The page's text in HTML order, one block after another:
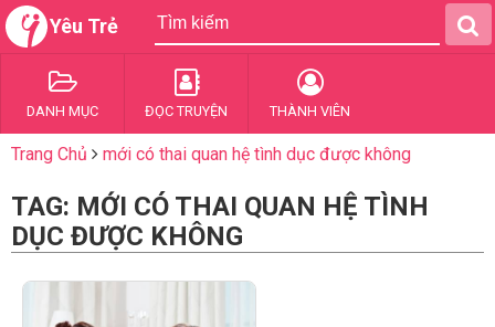
Yêu Trẻ
DANH MỤC ĐỌC TRUYỆN THÀNH VIÊN
Trang Chủ mới có thai quan hệ tình dục được không
TAG: MỚI CÓ THAI QUAN HỆ TÌNH
DỤC ĐƯỢC KHÔNG